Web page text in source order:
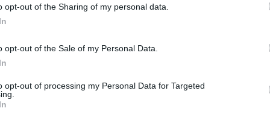
opt-out of the Sharing of my personal data.
opt-out of the Sale of my Personal Data.
opt-out of processing my Personal Data for Targeted
képest, és hozzájárul ahhoz, hogy a kisebb
nagyobb RX7000-as modellektől.